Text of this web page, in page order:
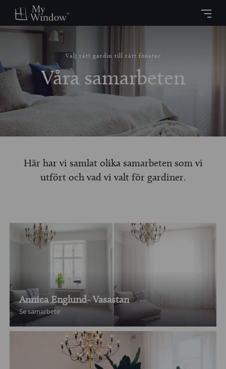
Välj rätt gardin till rätt fönster
Våra samarbeten
Här har vi samlat olika samarbeten som vi
utfört och vad vi valt för gardiner.
Annica Englund- Vasastan
Se samarbete